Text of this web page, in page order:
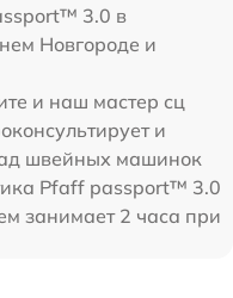
3.0 в
Новгороде и
и наш мастер сц
и
швейных машинок
Pfaff passport™ 3.0
занимает 2 часа при